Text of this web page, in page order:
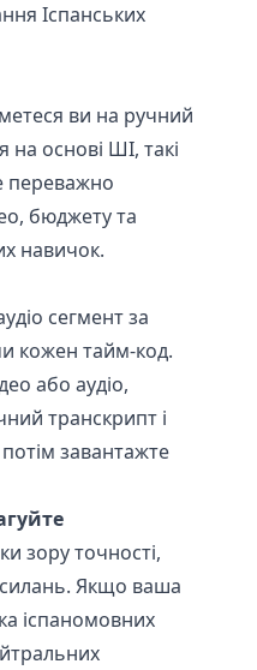
Іспанських
ви на ручний
основі ШІ, такі
переважно
бюджету та
навичок.
сегмент за
кожен тайм-код.
або аудіо,
транскрипт і
завантажте
зору точності,
Якщо ваша
іспаномовних